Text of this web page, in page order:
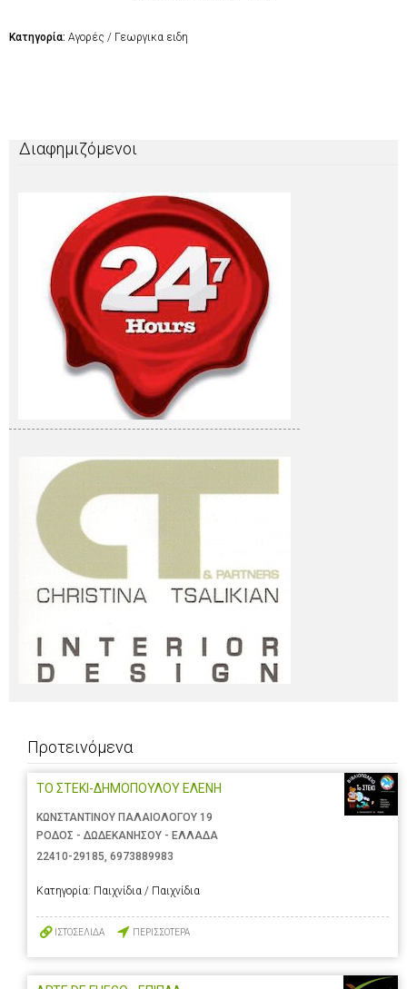
Κατηγορία: Αγορές / Γεωργικα ειδη
Διαφημιζόμενοι
Προτεινόμενα
ΤΟ ΣΤΕΚΙ-ΔΗΜΟΠΟΥΛΟΥ ΕΛΕΝΗ
ΚΩΝΣΤΑΝΤΙΝΟΥ ΠΑΛΑΙΟΛΟΓΟΥ 19
ΡΟΔΟΣ - ΔΩΔΕΚΑΝΗΣΟΥ - ΕΛΛΑΔΑ
22410-29185, 6973889983
Κατηγορία: Παιχνίδια / Παιχνίδια
ΙΣΤΟΣΕΛΙΔΑ ΠΕΡΙΣΣΟΤΕΡΑ